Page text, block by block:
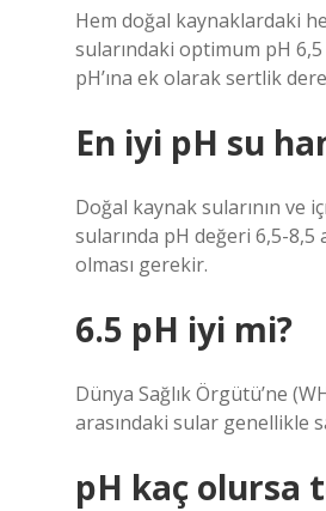
Hem doğal kaynaklardaki
sularındaki optimum pH 6,5
pH’ına ek olarak sertlik
En iyi pH su
Doğal kaynak sularının ve
sularında pH değeri 6,5-8,5
olması gerekir.
6.5 pH iyi mi?
Dünya Sağlık Örgütü’ne
arasındaki sular genellikle
pH kaç olursa